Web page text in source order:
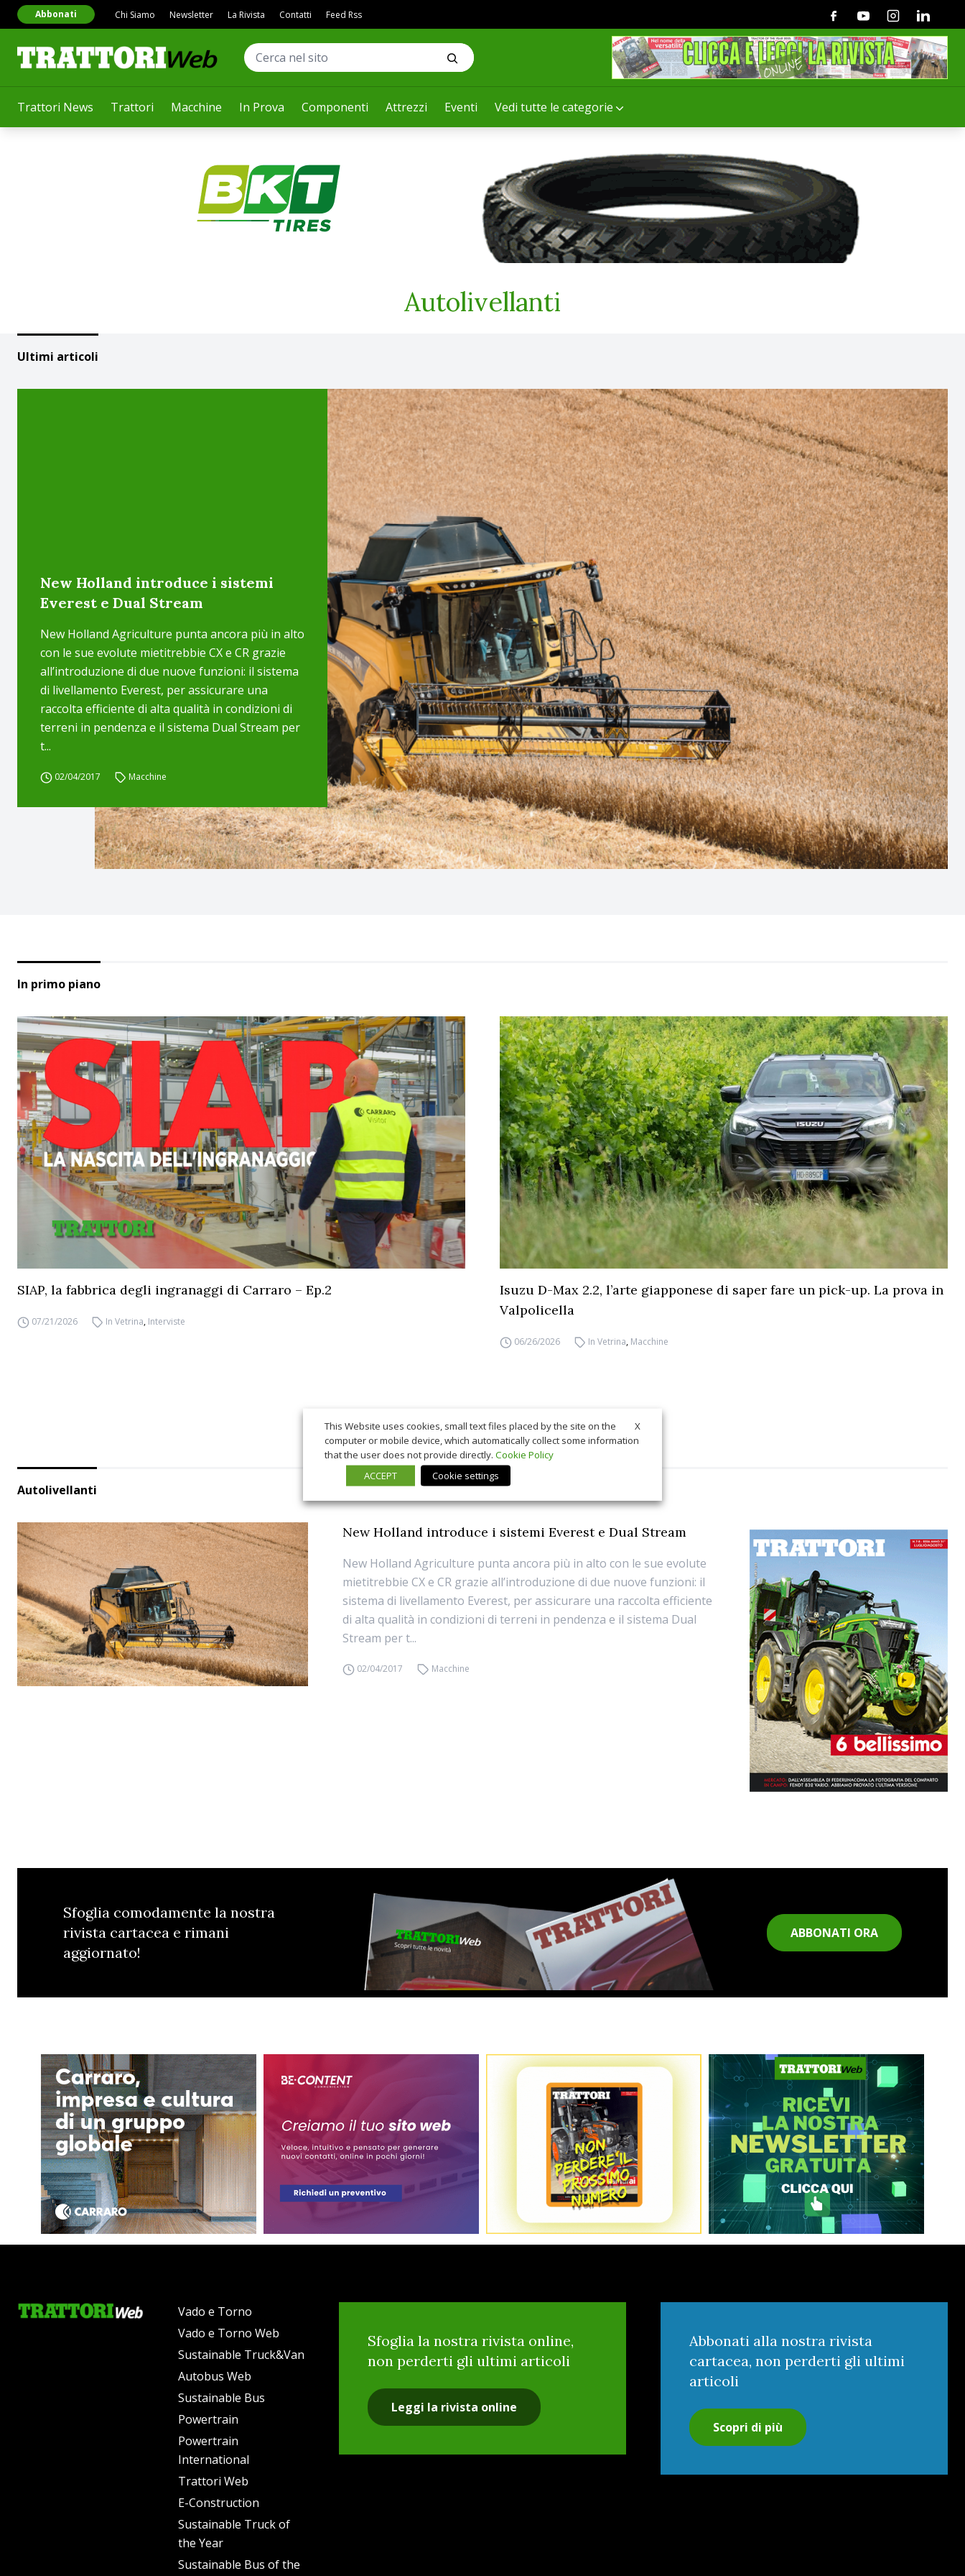
Trattori News Trattori Macchine In Prova Componenti Attrezzi Eventi Vedi tutte le categorie
Abbonati Chi Siamo Newsletter La Rivista Contatti Feed Rss FacebookYoutubeInstagramLinkedin
Autolivellanti
Ultimi articoli
New Holland introduce i sistemi
Everest e Dual Stream
New Holland Agriculture punta ancora più in alto
con le sue evolute mietitrebbie CX e CR grazie
all’introduzione di due nuove funzioni: il sistema
di livellamento Everest, per assicurare una
raccolta efficiente di alta qualità in condizioni di
terreni in pendenza e il sistema Dual Stream per
t...
02/04/2017 Macchine
In primo piano
SIAP, la fabbrica degli ingranaggi di Carraro – Ep.2
07/21/2026 In Vetrina, Interviste
Isuzu D-Max 2.2, l’arte giapponese di saper fare un pick-up. La prova in
Valpolicella
06/26/2026 In Vetrina, Macchine
Autolivellanti
New Holland introduce i sistemi Everest e Dual Stream
New Holland Agriculture punta ancora più in alto con le sue evolute
mietitrebbie CX e CR grazie all’introduzione di due nuove funzioni: il
sistema di livellamento Everest, per assicurare una raccolta efficiente
di alta qualità in condizioni di terreni in pendenza e il sistema Dual
Stream per t...
02/04/2017 Macchine
Sfoglia comodamente la nostra
rivista cartacea e rimani
aggiornato!
ABBONATI ORA
Vado e Torno
Vado e Torno Web
Sustainable Truck&Van
Autobus Web
Sustainable Bus
Powertrain
Powertrain
International
Trattori Web
E-Construction
Sustainable Truck of
the Year
Sustainable Bus of the
Sfoglia la nostra rivista online,
non perderti gli ultimi articoli
Leggi la rivista online
Abbonati alla nostra rivista
cartacea, non perderti gli ultimi
articoli
Scopri di più
X
This Website uses cookies, small text files placed by the site on the
computer or mobile device, which automatically collect some information
that the user does not provide directly. Cookie Policy
ACCEPT
Cookie settings